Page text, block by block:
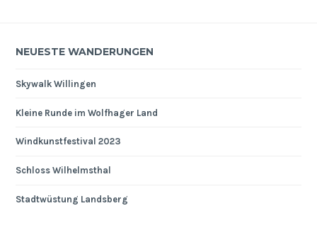
NEUESTE WANDERUNGEN
Skywalk Willingen
Kleine Runde im Wolfhager Land
Windkunstfestival 2023
Schloss Wilhelmsthal
Stadtwüstung Landsberg